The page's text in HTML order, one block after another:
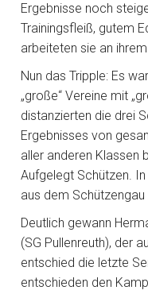
Ergebnisse noch
Trainingsfleiß, gutem
arbeiteten sie an
Nun das Tripple: Es
„große“ Vereine mit
distanzierten die drei
Ergebnisses von
aller anderen Klassen
Aufgelegt Schützen.
aus dem
Deutlich gewann
(SG Pullenreuth), der
entschied die letzte
entschieden den